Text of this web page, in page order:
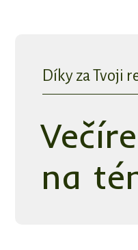
Díky za Tvoji
na